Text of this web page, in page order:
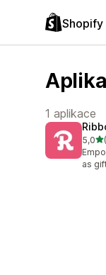
Shopify
1 aplikace
5,0z
as